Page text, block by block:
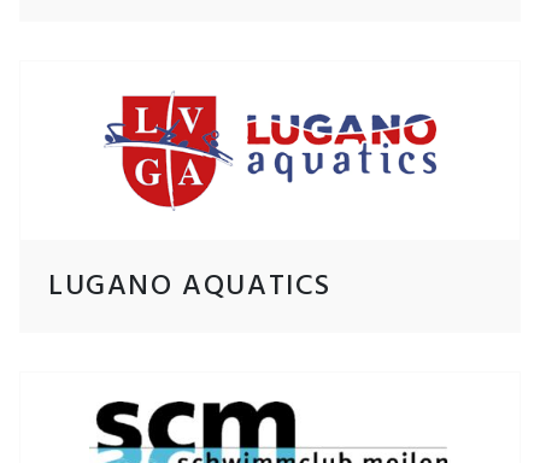
LUGANO AQUATICS